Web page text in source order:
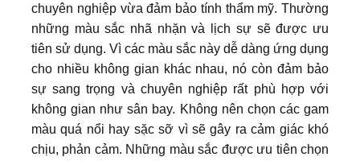
chuyên nghiệp vừa đảm bảo tính thẩm mỹ. Thường
những màu sắc nhã nhặn và lịch sự sẽ được ưu
tiên sử dụng. Vì các màu sắc này dễ dàng ứng dụng
cho nhiều không gian khác nhau, nó còn đảm bảo
sự sang trọng và chuyên nghiệp rất phù hợp với
không gian như sân bay. Không nên chọn các gam
màu quá nổi hay sặc sỡ vì sẽ gây ra cảm giác khó
chịu, phản cảm. Những màu sắc được ưu tiên chọn